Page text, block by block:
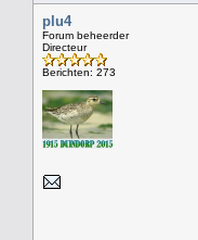
plu4
Forum beheerder
Directeur
Berichten: 273